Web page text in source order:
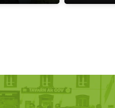
D'UNE